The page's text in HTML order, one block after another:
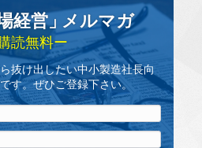
経営」 メルマガ
読無料ー
抜け出したい中小製造社長向
す。ぜひご登録下さい。